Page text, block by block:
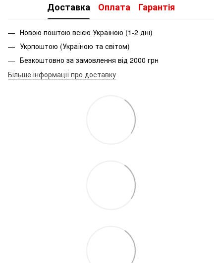
Доставка Оплата Гарантія
Новою поштою всією Україною (1-2 дні)
Укрпоштою (Україною та світом)
Безкоштовно за замовлення від 2000 грн
Більше інформації про доставку